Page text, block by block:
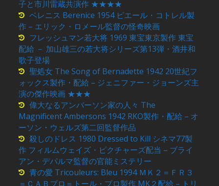
子と市川雷蔵共演作 ★★★★
ベレニス Berenice 1954 ピエール・コトレル製
作 – エリック・ロメール監督の怪奇映画
フレッシュマン若大将 1969 東宝東京製作 東宝
配給 － 加山雄三の若大将シリーズ第13弾・酒井和
歌子登場
聖処女 The Song of Bernadette 1942 20世紀フ
ォックス製作・配給 – ジェニファー・ジョーンズ主
演の傑作映画 ★★★
偉大なるアンバーソン家の人々 The
Magnificent Ambersons 1942 RKO製作・配給 – オ
ーソン・ウェルズ第二回監督作品
殺しのドレス 1980 Dressed to Kill シネマ77製
作 フィルムウェイズ・ピクチャーズ配当 – ブライ
アン・デパルマ監督の官能ミステリー
青の愛 Tricouleurs: Bleu 1994 ＭＫ２＝ＦＲ３
＝ＣＡＢプロ＝トール・プロ製作 MK２配給 – トリ